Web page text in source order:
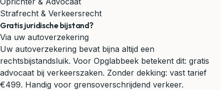
Strafrecht & Verkeersrecht
Gratis juridische bijstand?
Via uw autoverzekering
Uw autoverzekering bevat bijna altijd een
rechtsbijstandsluik. Voor Opglabbeek betekent dit: gratis
advocaat bij verkeerszaken. Zonder dekking: vast tarief
€499. Handig voor grensoverschrijdend verkeer.